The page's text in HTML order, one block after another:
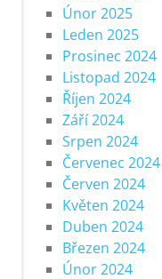
Únor 2025
Leden 2025
Prosinec 2024
Listopad 2024
Říjen 2024
Září 2024
Srpen 2024
Červenec 2024
Červen 2024
Květen 2024
Duben 2024
Březen 2024
Únor 2024